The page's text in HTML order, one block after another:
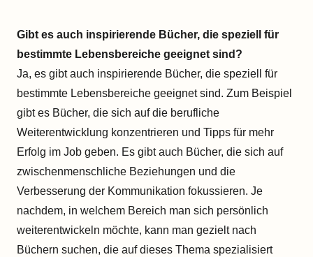
Gibt es auch inspirierende Bücher, die speziell für
bestimmte Lebensbereiche geeignet sind?
Ja, es gibt auch inspirierende Bücher, die speziell für
bestimmte Lebensbereiche geeignet sind. Zum Beispiel
gibt es Bücher, die sich auf die berufliche
Weiterentwicklung konzentrieren und Tipps für mehr
Erfolg im Job geben. Es gibt auch Bücher, die sich auf
zwischenmenschliche Beziehungen und die
Verbesserung der Kommunikation fokussieren. Je
nachdem, in welchem Bereich man sich persönlich
weiterentwickeln möchte, kann man gezielt nach
Büchern suchen, die auf dieses Thema spezialisiert